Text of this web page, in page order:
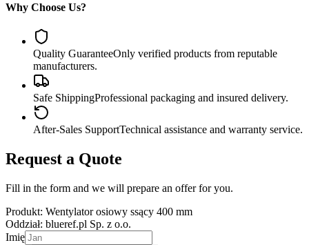
Why Choose Us?
Quality GuaranteeOnly verified products from reputable
manufacturers.
Safe ShippingProfessional packaging and insured delivery.
After-Sales SupportTechnical assistance and warranty service.
Request a Quote
Fill in the form and we will prepare an offer for you.
Produkt: Wentylator osiowy ssący 400 mm
Oddział: blueref.pl Sp. z o.o.
Imię